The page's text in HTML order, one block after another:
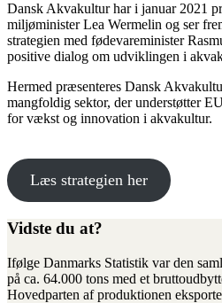
Dansk Akvakultur har i januar 2021
miljøminister Lea Wermelin og ser
strategien med fødevareminister
positive dialog om udviklingen i
Hermed præsenteres Dansk
mangfoldig sektor, der understøtter
for vækst og innovation i akvakultur.
Læs strategien her
Vidste du at?
Ifølge Danmarks Statistik var den
på ca. 64.000 tons med et
Hovedparten af produktionen